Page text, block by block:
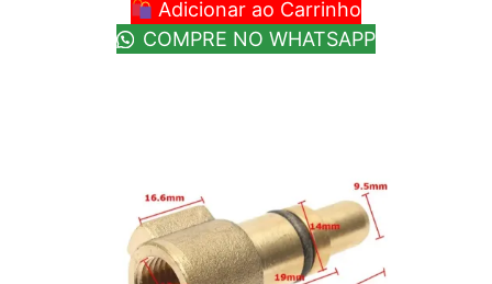
Adicionar ao Carrinho
COMPRE NO WHATSAPP